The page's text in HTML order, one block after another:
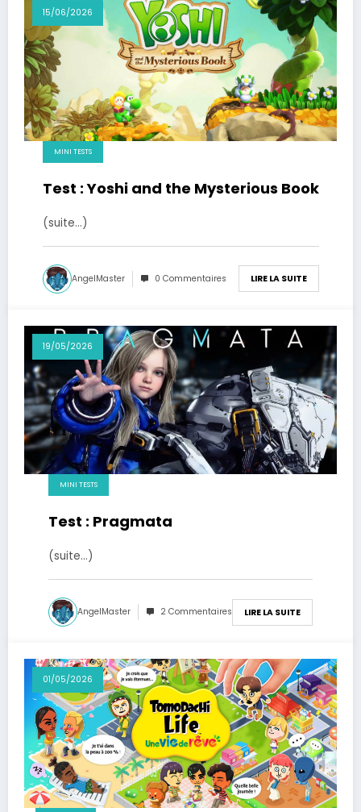
15/06/2026
MINI TESTS
Test : Yoshi and the Mysterious Book
(suite…)
AngelMaster 0 Commentaires LIRE LA SUITE
19/05/2026
MINI TESTS
Test : Pragmata
(suite…)
AngelMaster 2 Commentaires LIRE LA SUITE
01/05/2026